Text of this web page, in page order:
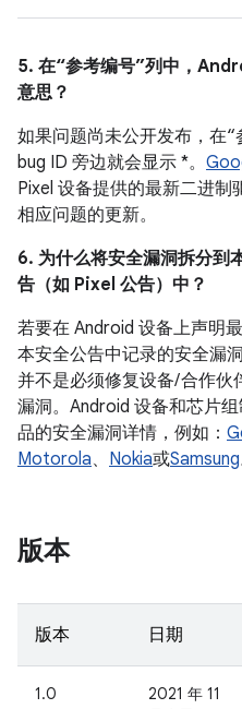
5. 在“参考编号”列中，
意思？
如果问题尚未公开发布，在
bug ID 旁边就会显示 *。
Pixel 设备提供的最新二进
相应问题的更新。
6. 为什么将安全漏洞拆分到
告（如 Pixel 公告）中？
若要在 Android 设备上声明
本安全公告中记录的安全漏
并不是必须修复设备/ 合作
漏洞。Android 设备和芯片
品的安全漏洞详情，例如：
Motorola、 Nokia或Samsung
版本
版本 日期
1.0
2021 年 11